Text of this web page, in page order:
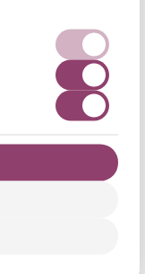
Virtual
een vraag die
dat kan